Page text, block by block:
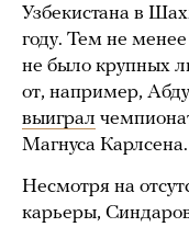
Узбекистана в
году. Тем не
не было крупных
от, например,
выиграл
Магнуса Карлсена.
Несмотря на
карьеры,